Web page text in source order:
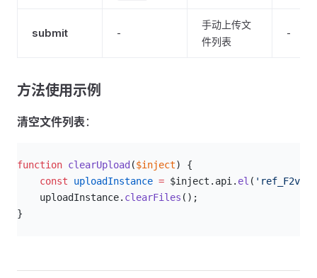
submit -
手动上传文
件列表
-
方法使用示例
清空文件列表：
function clearUpload ($inject) {
    const
uploadInstance = $inject.api. el (
    uploadInstance.
clearFiles ();
}